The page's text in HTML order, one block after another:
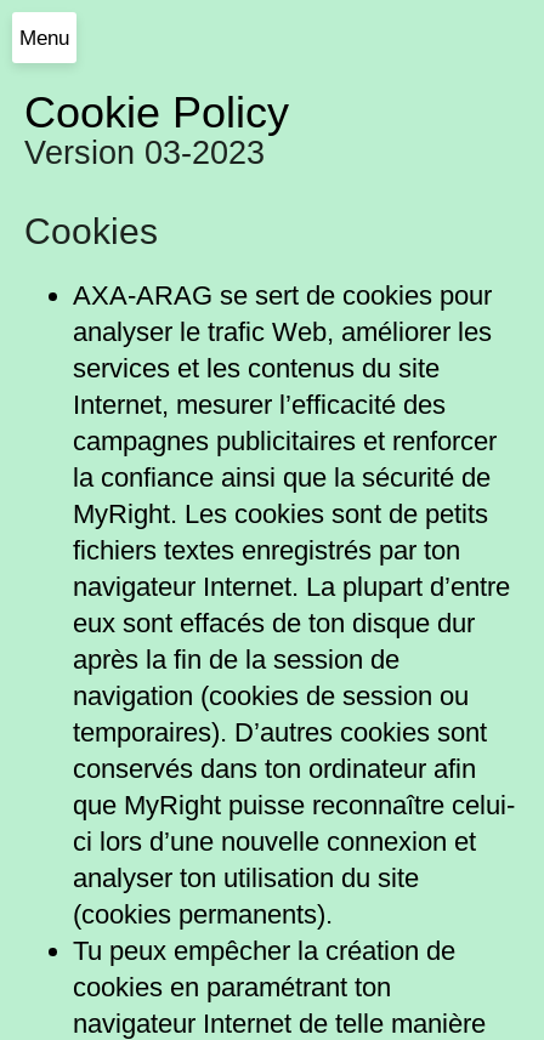
Menu
Cookie Policy
Version 03-2023
Cookies
AXA-ARAG se sert de cookies pour
analyser le trafic Web, améliorer les
services et les contenus du site
Internet, mesurer l’efficacité des
campagnes publicitaires et renforcer
la confiance ainsi que la sécurité de
MyRight. Les cookies sont de petits
fichiers textes enregistrés par ton
navigateur Internet. La plupart d’entre
eux sont effacés de ton disque dur
après la fin de la session de
navigation (cookies de session ou
temporaires). D’autres cookies sont
conservés dans ton ordinateur afin
que MyRight puisse reconnaître celui-
ci lors d’une nouvelle connexion et
analyser ton utilisation du site
(cookies permanents).
Tu peux empêcher la création de
cookies en paramétrant ton
navigateur Internet de telle manière